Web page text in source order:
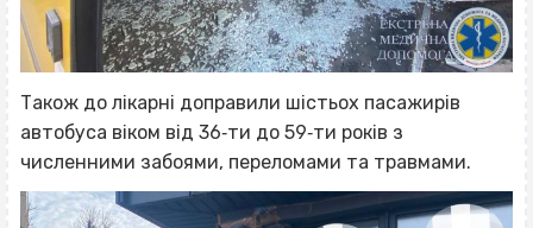
Також до лікарні доправили шістьох пасажирів
автобуса віком від 36‐ти до 59‐ти років з
численними забоями, переломами та травмами.